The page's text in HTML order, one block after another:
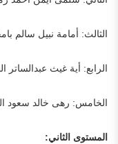
الثالث: أمامة نبيل سالم
الرابع: أية غيث
الخامس: رهى خالد سعود
المستوى الثاني: